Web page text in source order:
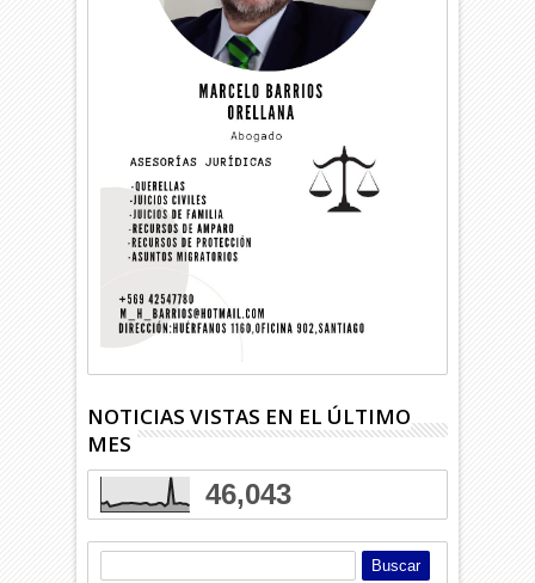
NOTICIAS VISTAS EN EL ÚLTIMO
MES
46,043